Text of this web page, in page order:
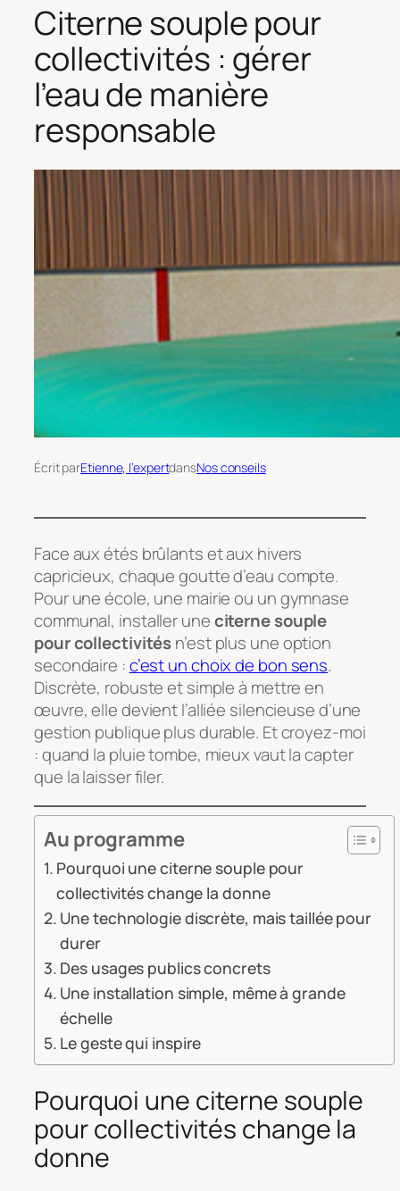
Citerne souple pour
collectivités : gérer
l’eau de manière
responsable
Écrit parEtienne, l’expertdansNos conseils
Face aux étés brûlants et aux hivers
capricieux, chaque goutte d’eau compte.
Pour une école, une mairie ou un gymnase
communal, installer uneciterne souple
pour collectivitésn’est plus une option
secondaire :c’est un choix de bon sens.
Discrète, robuste et simple à mettre en
œuvre, elle devient l’alliée silencieuse d’une
gestion publique plus durable. Et croyez-moi
: quand la pluie tombe, mieux vaut la capter
que la laisser filer.
Au programme
Pourquoi une citerne souple pour
collectivités change la donne
Une technologie discrète, mais taillée pour
durer
Des usages publics concrets
Une installation simple, même à grande
échelle
Le geste qui inspire
Pourquoi une citerne souple
pour collectivités change la
donne